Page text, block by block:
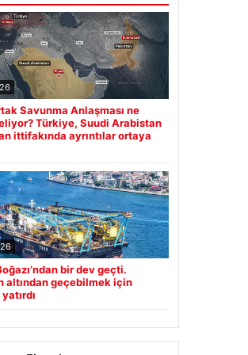
Savunma Anlaşması ne
Türkiye, Suudi Arabistan
ittifakında ayrıntılar ortaya
bir dev geçti.
altından geçebilmek için